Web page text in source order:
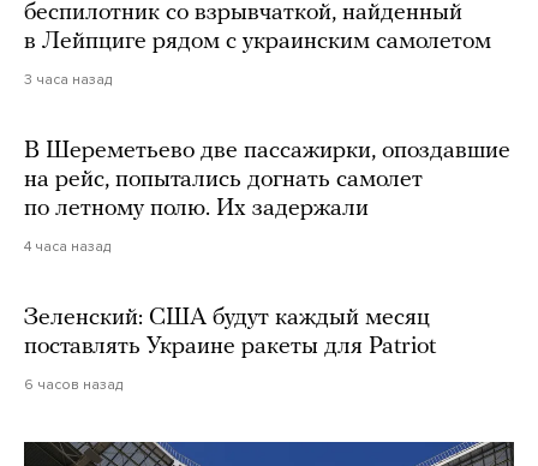
беспилотник со взрывчаткой, найденный
в Лейпциге рядом с украинским самолетом
3 часа назад
В Шереметьево две пассажирки, опоздавшие
на рейс, попытались догнать самолет
по летному полю. Их задержали
4 часа назад
Зеленский: США будут каждый месяц
поставлять Украине ракеты для Patriot
6 часов назад